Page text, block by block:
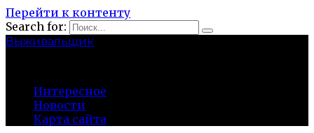
Перейти к контенту
Search for:
Выживальщик
Интересное
Новости
Карта сайта